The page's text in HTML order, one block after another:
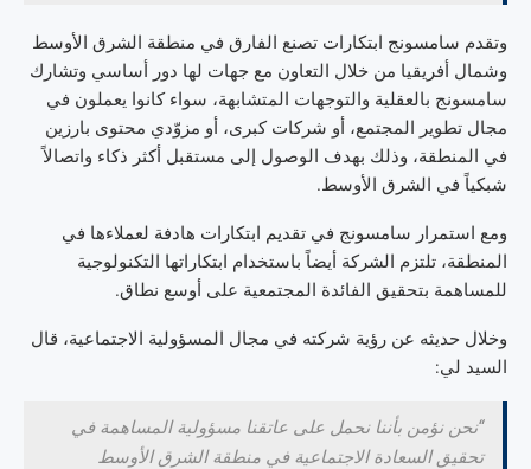
وتقدم سامسونج ابتكارات تصنع الفارق في منطقة الشرق الأوسط
وشمال أفريقيا من خلال التعاون مع جهات لها دور أساسي وتشارك
سامسونج بالعقلية والتوجهات المتشابهة، سواء كانوا يعملون في
مجال تطوير المجتمع، أو شركات كبرى، أو مزوّدي محتوى بارزين
في المنطقة، وذلك بهدف الوصول إلى مستقبل أكثر ذكاء واتصالاً
شبكياً في الشرق الأوسط.
ومع استمرار سامسونج في تقديم ابتكارات هادفة لعملاءها في
المنطقة، تلتزم الشركة أيضاً باستخدام ابتكاراتها التكنولوجية
للمساهمة بتحقيق الفائدة المجتمعية على أوسع نطاق.
وخلال حديثه عن رؤية شركته في مجال المسؤولية الاجتماعية، قال
السيد لي:
“نحن نؤمن بأننا نحمل على عاتقنا مسؤولية المساهمة في
تحقيق السعادة الاجتماعية في منطقة الشرق الأوسط